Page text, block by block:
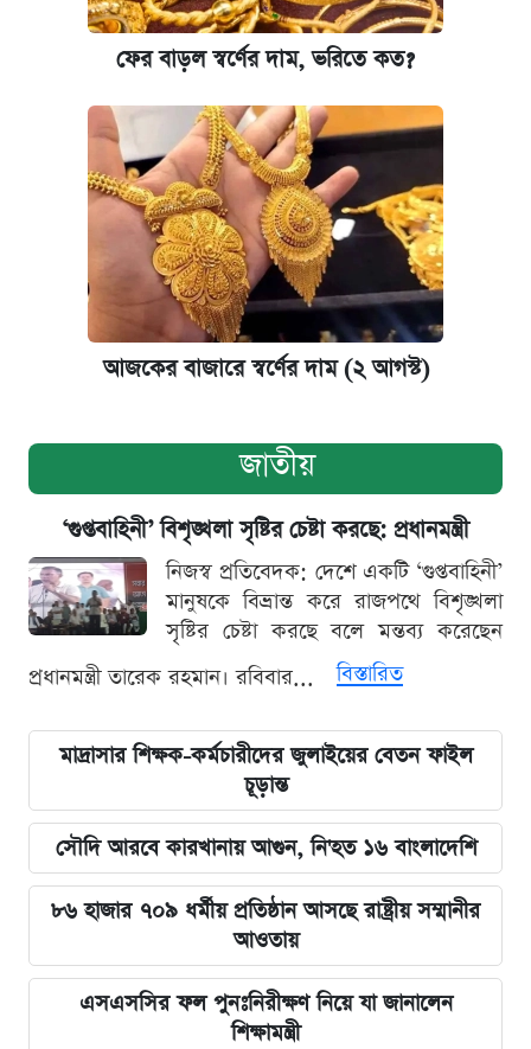
ফের বাড়ল স্বর্ণের দাম, ভরিতে কত?
আজকের বাজারে স্বর্ণের দাম (২ আগস্ট)
জাতীয়
‘গুপ্তবাহিনী’ বিশৃঙ্খলা সৃষ্টির চেষ্টা করছে: প্রধানমন্ত্রী
নিজস্ব প্রতিবেদক: দেশে একটি ‘গুপ্তবাহিনী’
মানুষকে বিভ্রান্ত করে রাজপথে বিশৃঙ্খলা
সৃষ্টির চেষ্টা করছে বলে মন্তব্য করেছেন
প্রধানমন্ত্রী তারেক রহমান। রবিবার...
বিস্তারিত
মাদ্রাসার শিক্ষক-কর্মচারীদের জুলাইয়ের বেতন ফাইল
চূড়ান্ত
সৌদি আরবে কারখানায় আগুন, নি'হত ১৬ বাংলাদেশি
৮৬ হাজার ৭০৯ ধর্মীয় প্রতিষ্ঠান আসছে রাষ্ট্রীয় সম্মানীর
আওতায়
এসএসসির ফল পুনঃনিরীক্ষণ নিয়ে যা জানালেন
শিক্ষামন্ত্রী